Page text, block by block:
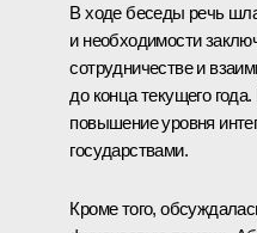
В ходе беседы речь
и необходимости
сотрудничестве и
до конца текущего
повышение уровня
государствами.
Кроме того,